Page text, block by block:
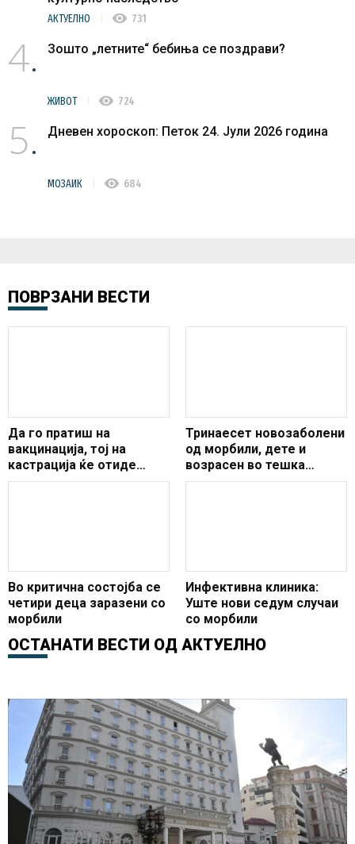
АКТУЕЛНО visibility 731
4 Зошто „летните“ бебиња се поздрави?
ЖИВОТ visibility 724
5 Дневен хороскоп: Петок 24. Јули 2026 година
МОЗАИК visibility 684
ПОВРЗАНИ ВЕСТИ
Да го пратиш на
вакцинација, тој на
кастрација ќе отиде
(ФОТО)
Тринаесет новозаболени
од морбили, дете и
возрасен во тешка
состојба
Во критична состојба се
четири деца заразени со
морбили
Инфективна клиника:
Уште нови седум случаи
со морбили
ОСТАНАТИ ВЕСТИ ОД АКТУЕЛНО